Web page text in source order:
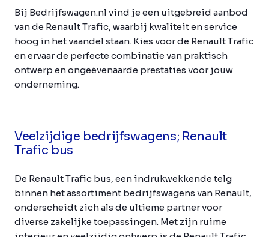
Bij Bedrijfswagen.nl vind je een uitgebreid aanbod
van de Renault Trafic, waarbij kwaliteit en service
hoog in het vaandel staan. Kies voor de Renault Trafic
en ervaar de perfecte combinatie van praktisch
ontwerp en ongeëvenaarde prestaties voor jouw
onderneming.
Veelzijdige bedrijfswagens; Renault
Trafic bus
De Renault Trafic bus, een indrukwekkende telg
binnen het assortiment bedrijfswagens van Renault,
onderscheidt zich als de ultieme partner voor
diverse zakelijke toepassingen. Met zijn ruime